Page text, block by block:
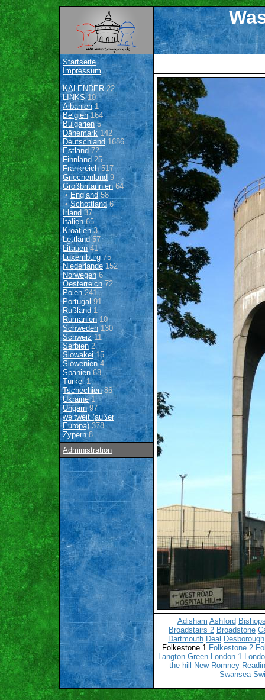
Startseite
Impressum
KALENDER22
LINKS10
Albanien1
Belgien164
Bulgarien 5
Dänemark142
Deutschland 1686
Estland 72
Finnland 25
Frankreich517
Griechenland9
Großbritannien64
• England58
•Schottland6
Irland 37
Italien65
Kroatien3
Lettland57
Litauen41
Luxemburg75
Niederlande152
Norwegen6
Oesterreich 72
Polen241
Portugal 91
Rußland1
Rumänien10
Schweden 130
Schweiz 11
Serbien 2
Slowakei 15
Slowenien4
Spanien68
Türkei 1
Tschechien86
Ukraine1
Ungarn97
weltweit (außer
Europa)378
Zypern8
Administration
Adisham Ashford
Broadstairs 2 Broadstone
Dartmouth Deal Desborough
Folkestone 1 Folkestone 2
Langton Green London 1
the hill
New Romney
Swansea